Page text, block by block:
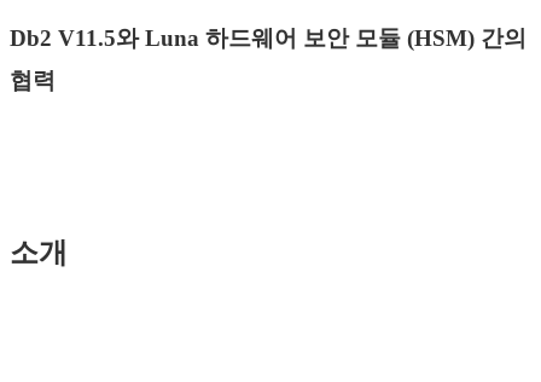
Db2 V11.5와 Luna 하드웨어 보안 모듈 (HSM) 간의
협력
소개